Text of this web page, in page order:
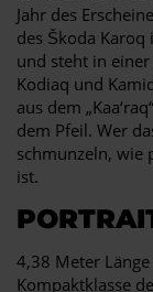
Jahr des
des Škoda Karoq
und steht in
Kodiaq und
aus dem
dem Pfeil. Wer
schmunzeln, wie
ist.
4,38 Meter
Kompaktklasse